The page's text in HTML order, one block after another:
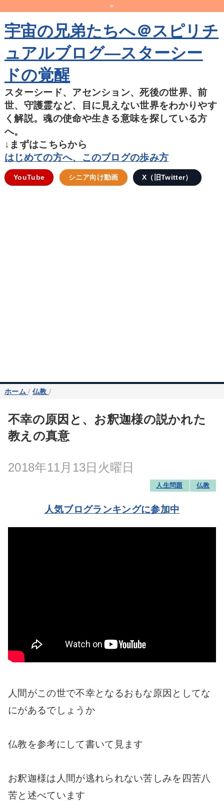
=
宇宙の兄弟たちへ＠スピリチ
ュアルブログ―スターシー
ドの覚醒
スターシード、アセンション、死後の世界、前
世、守護霊など、目に見えない世界をわかりやす
く解説。魂の使命や生きる意味を探している方
へ。
↓まずはこちらから
はじめての方へ、このブログの歩み方
YouTube シニア向け動画 X（旧Twitter）
ホーム / 仏教 /
不幸の原因と、お釈迦様の説かれた
教えの真意
2018年11月13日火曜日
人生問題 仏教
人気ブログランキングに参加中
人間がこの世で不幸となるおもな原因としてな
にがあるでしょうか
仏教を参考にして書いて見ます
お釈迦様は人間が逃れられない苦しみを四苦八
苦と述べています